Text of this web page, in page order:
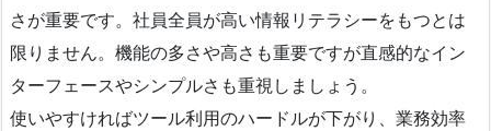
さが重要です。社員全員が高い情報リテラシーをもつとは
限りません。機能の多さや高さも重要ですが直感的なイン
ターフェースやシンプルさも重視しましょう。
使いやすければツール利用のハードルが下がり、業務効率